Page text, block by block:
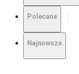
Polecane
Najnowsze